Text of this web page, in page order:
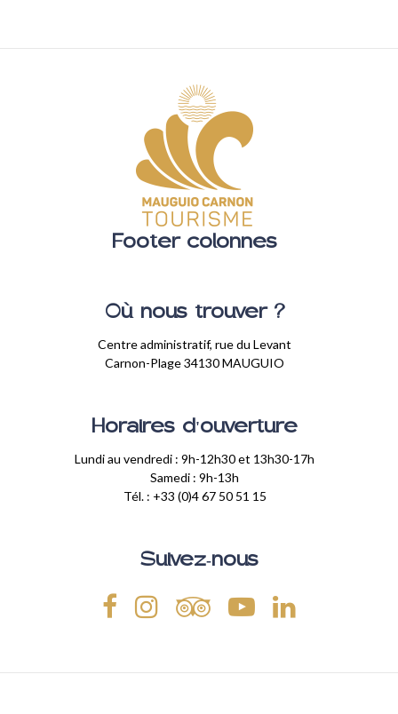
Footer colonnes
Où nous trouver ?
Centre administratif, rue du Levant
Carnon-Plage 34130 MAUGUIO
Horaires d'ouverture
Lundi au vendredi : 9h-12h30 et 13h30-17h
Samedi : 9h-13h
Tél. : +33 (0)4 67 50 51 15
Suivez-nous